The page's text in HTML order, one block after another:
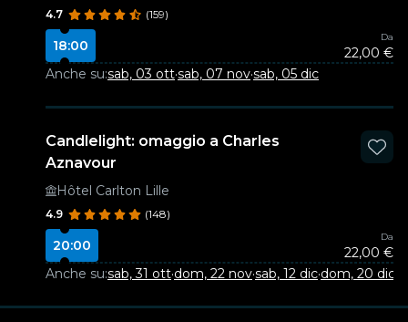
4.7 (159)
18:00
Da
22,00 €
Anche su:sab, 03 ott·sab, 07 nov·sab, 05 dic
Candlelight: omaggio a Charles
Aznavour
Hôtel Carlton Lille
4.9 (148)
20:00
Da
22,00 €
Anche su:sab, 31 ott·dom, 22 nov·sab, 12 dic·dom, 20 dic